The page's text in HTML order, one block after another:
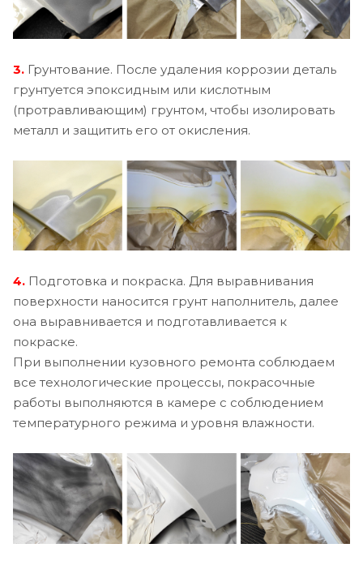
3. Грунтование. После удаления коррозии деталь
грунтуется эпоксидным или кислотным
(протравливающим) грунтом, чтобы изолировать
металл и защитить его от окисления.
4. Подготовка и покраска. Для выравнивания
поверхности наносится грунт наполнитель, далее
она выравнивается и подготавливается к
покраске.
При выполнении кузовного ремонта соблюдаем
все технологические процессы, покрасочные
работы выполняются в камере с соблюдением
температурного режима и уровня влажности.